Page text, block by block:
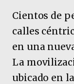
Cientos de
calles
en una
La
ubicado en